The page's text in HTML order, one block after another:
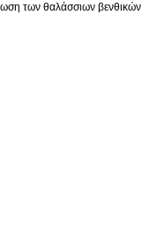
των θαλάσσιων βενθικών